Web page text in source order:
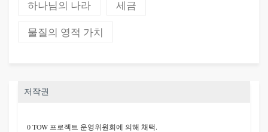
하나님의 나라 세금
물질의 영적 가치
저작권
0 TOW 프로젝트 운영위원회에 의해 채택.